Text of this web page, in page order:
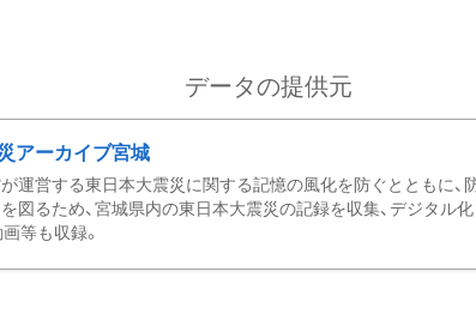
データの提供元
アーカイブ宮城
運営する東日本大震災に関する記憶の風化を防ぐとともに、
図るため、宮城県内の東日本大震災の記録を収集、デジタル
等も収録。